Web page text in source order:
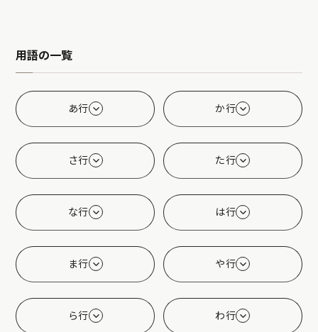
用語の一覧
あ行 か行
さ行 た行
な行 は行
ま行 や行
ら行 わ行